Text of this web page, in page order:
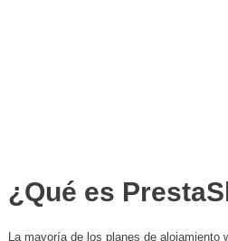
¿Qué es
La mayoría de los planes de alojamiento